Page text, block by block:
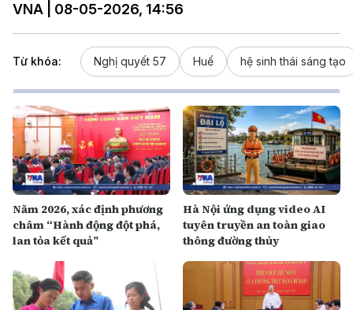
VNA | 08-05-2026, 14:56
Từ khóa: Nghị quyết 57 Huế hệ sinh thái sáng tạo
Năm 2026, xác định phương
châm “Hành động đột phá,
lan tỏa kết quả”
Hà Nội ứng dụng video AI
tuyên truyền an toàn giao
thông đường thủy